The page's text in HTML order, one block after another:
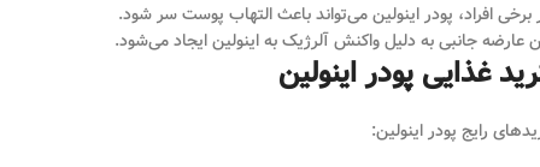
برخی افراد، پودر اینولین می‌تواند باعث التهاب پوست سر شود.
عارضه جانبی به دلیل واکنش آلرژیک به اینولین ایجاد می‌شود.
غذایی پودر اینولین
رایج پودر اینولین: